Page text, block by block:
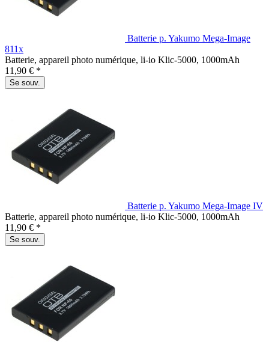
Batterie p. Yakumo Mega-Image
811x
Batterie, appareil photo numérique, li-io Klic-5000, 1000mAh
11,90 € *
Se souv.
Batterie p. Yakumo Mega-Image IV
Batterie, appareil photo numérique, li-io Klic-5000, 1000mAh
11,90 € *
Se souv.